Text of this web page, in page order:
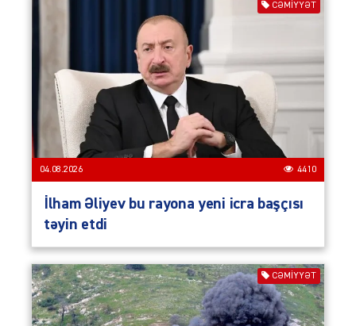
CƏMIYYƏT
04.08.2026 4410
İlham Əliyev bu rayona yeni icra başçısı
təyin etdi
CƏMIYYƏT